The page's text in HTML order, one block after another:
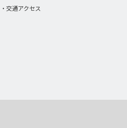
・交通アクセス